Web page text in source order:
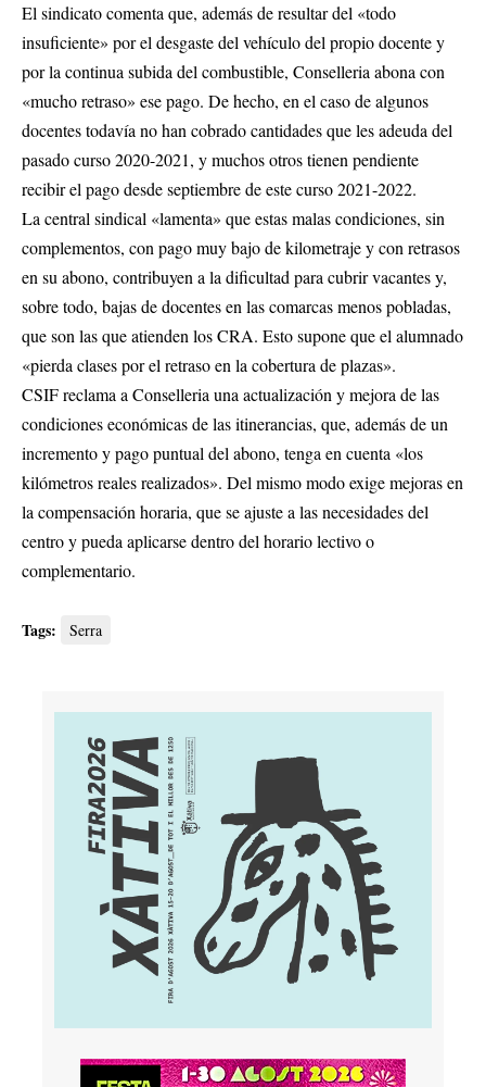
El sindicato comenta que, además de resultar del «todo
insuficiente» por el desgaste del vehículo del propio docente y
por la continua subida del combustible, Conselleria abona con
«mucho retraso» ese pago. De hecho, en el caso de algunos
docentes todavía no han cobrado cantidades que les adeuda del
pasado curso 2020-2021, y muchos otros tienen pendiente
recibir el pago desde septiembre de este curso 2021-2022.
La central sindical «lamenta» que estas malas condiciones, sin
complementos, con pago muy bajo de kilometraje y con retrasos
en su abono, contribuyen a la dificultad para cubrir vacantes y,
sobre todo, bajas de docentes en las comarcas menos pobladas,
que son las que atienden los CRA. Esto supone que el alumnado
«pierda clases por el retraso en la cobertura de plazas».
CSIF reclama a Conselleria una actualización y mejora de las
condiciones económicas de las itinerancias, que, además de un
incremento y pago puntual del abono, tenga en cuenta «los
kilómetros reales realizados». Del mismo modo exige mejoras en
la compensación horaria, que se ajuste a las necesidades del
centro y pueda aplicarse dentro del horario lectivo o
complementario.
Tags: Serra